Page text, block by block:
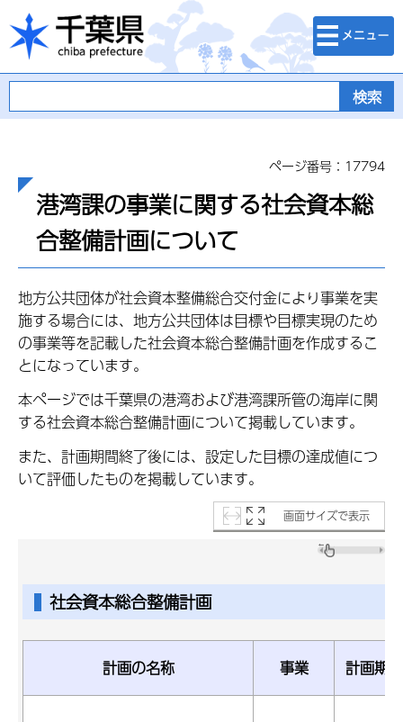
千葉県
検索・メニュ
ー
ページ番号：17794
港湾課の事業に関する社会資本総
合整備計画について
地方公共団体が社会資本整備総合交付金により事業を実
施する場合には、地方公共団体は目標や目標実現のため
の事業等を記載した社会資本総合整備計画を作成するこ
とになっています。
本ページでは千葉県の港湾および港湾課所管の海岸に関
する社会資本総合整備計画について掲載しています。
また、計画期間終了後には、設定した目標の達成値につ
いて評価したものを掲載しています。
画面サイズで表示
社会資本総合整備計画
計画の名称 事業 計画期間